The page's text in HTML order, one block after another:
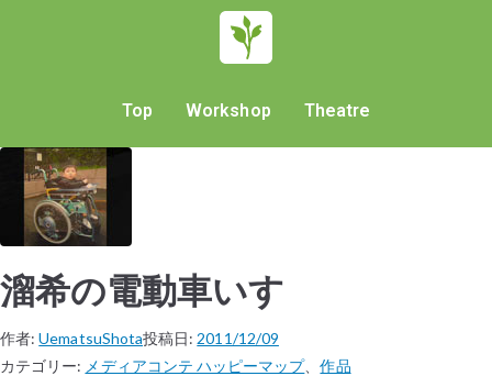
Top Workshop Theatre
溜希の電動車いす
作者:UematsuShota投稿日: 2011/12/09
カテゴリー: メディアコンテ ハッピーマップ、作品